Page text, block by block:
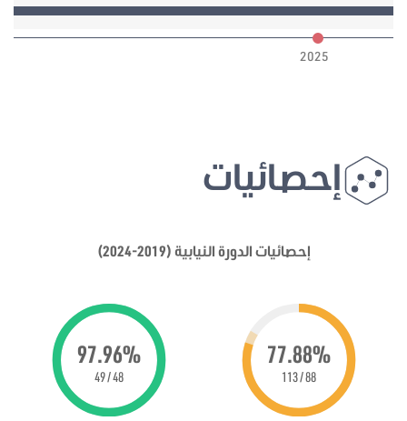
2025
إحصائيات
إحصائيات الدورة النيابية (2019-2024)
77.88%
88 / 113
97.96%
48 / 49